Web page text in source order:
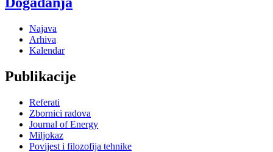
Najava
Arhiva
Kalendar
Publikacije
Referati
Zbornici radova
Journal of Energy
Miljokaz
Povijest i filozofija tehnike